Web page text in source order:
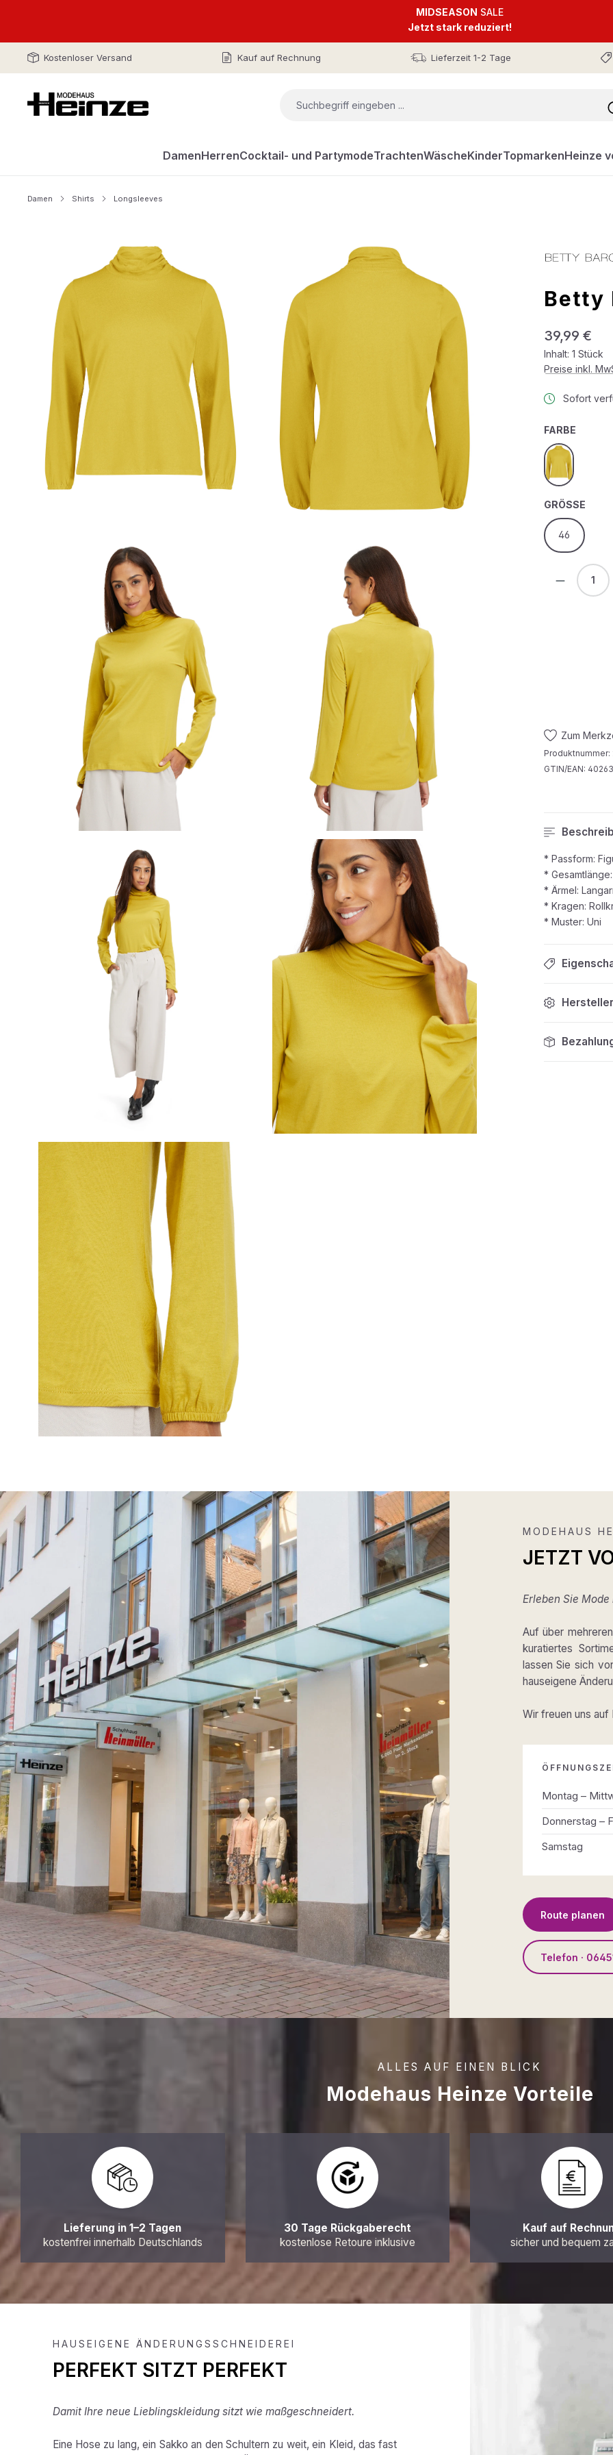
MIDSEASON SALE
Jetzt stark reduziert!
Kostenloser Versand Kauf auf Rechnung Lieferzeit 1-2 Tage
DamenHerrenCocktail- und PartymodeTrachtenWäscheKinderTopmarkenHeinze
Damen Shirts Longsleeves
Betty
Regulärer Preis:
39,99 €
Inhalt: 1 Stück
Preise inkl.
Sofort
FARBE
gelb
GRÖSSE
46
Zum
Produktnummer:
GTIN/EAN:
* Passform:
*
* Ärmel:
* Kragen:
* Muster: Uni
MODEHAUS
JETZT
Erleben Sie
Auf über
kuratiertes
lassen Sie sich
hauseigene
Wir freuen uns auf
Montag –
Donnerstag –
Samstag
Route planen
Telefon ·
ALLES AUF EINEN BLICK
Modehaus Heinze Vorteile
Lieferung in 1–2 Tagen
kostenfrei innerhalb Deutschlands
30 Tage Rückgaberecht
kostenlose Retoure inklusive
Kauf auf
sicher und bequem
HAUSEIGENE ÄNDERUNGSSCHNEIDEREI
PERFEKT SITZT PERFEKT
Damit Ihre neue Lieblingskleidung sitzt wie maßgeschneidert.
Eine Hose zu lang, ein Sakko an den Schultern zu weit, ein Kleid, das fast